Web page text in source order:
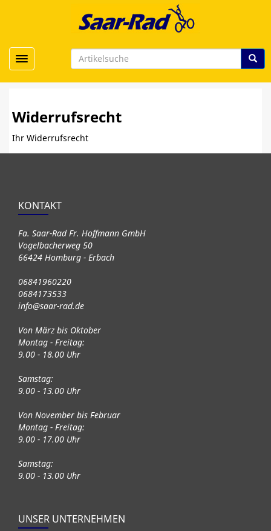
Toggle navigation
Widerrufsrecht
Ihr Widerrufsrecht
KONTAKT
Fa. Saar-Rad Fr. Hoffmann GmbH
Vogelbacherweg 50
66424 Homburg - Erbach
06841960220
0684173533
info@saar-rad.de
Von März bis Oktober
Montag - Freitag:
9.00 - 18.00 Uhr
Samstag:
9.00 - 13.00 Uhr
Von November bis Februar
Montag - Freitag:
9.00 - 17.00 Uhr
Samstag:
9.00 - 13.00 Uhr
UNSER UNTERNEHMEN